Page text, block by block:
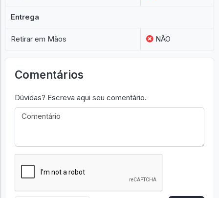
Entrega
Retirar em Mãos NÃO
Comentários
Dúvidas? Escreva aqui seu comentário.